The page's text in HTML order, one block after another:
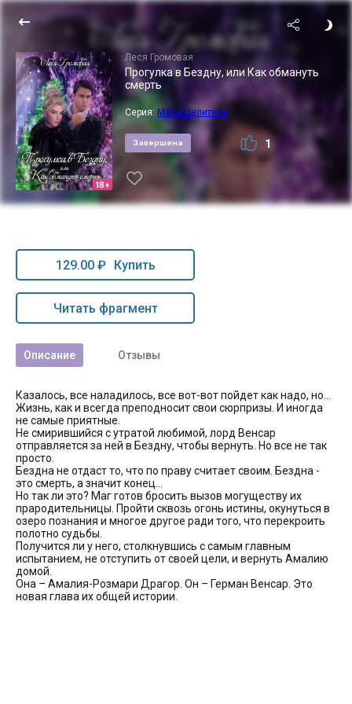
18+
Леся Громовая
Прогулка в Бездну, или Как обмануть
смерть
Серия: Маг и Целитель
Завершена 1
129.00 ₽ Купить
Читать фрагмент
Описание Отзывы
Казалось, все наладилось, все вот-вот пойдет как надо, но…
Жизнь, как и всегда преподносит свои сюрпризы. И иногда
не самые приятные.
Не смирившийся с утратой любимой, лорд Венсар
отправляется за ней в Бездну, чтобы вернуть. Но все не так
просто.
Бездна не отдаст то, что по праву считает своим. Бездна -
это смерть, а значит конец…
Но так ли это? Маг готов бросить вызов могуществу их
прародительницы. Пройти сквозь огонь истины, окунуться в
озеро познания и многое другое ради того, что перекроить
полотно судьбы.
Получится ли у него, столкнувшись с самым главным
испытанием, не отступить от своей цели, и вернуть Амалию
домой.
Она – Амалия-Розмари Драгор. Он – Герман Венсар. Это
новая глава их общей истории.